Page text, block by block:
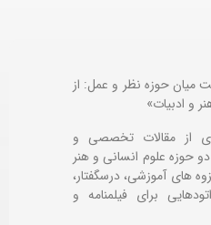
حوزه نظر و عمل: از
و ادبیات»
از مقالات تخصصی و
حوزه علوم انسانی و هنر
های آموزشی، درسگفتار،
برایفیلمنامه و